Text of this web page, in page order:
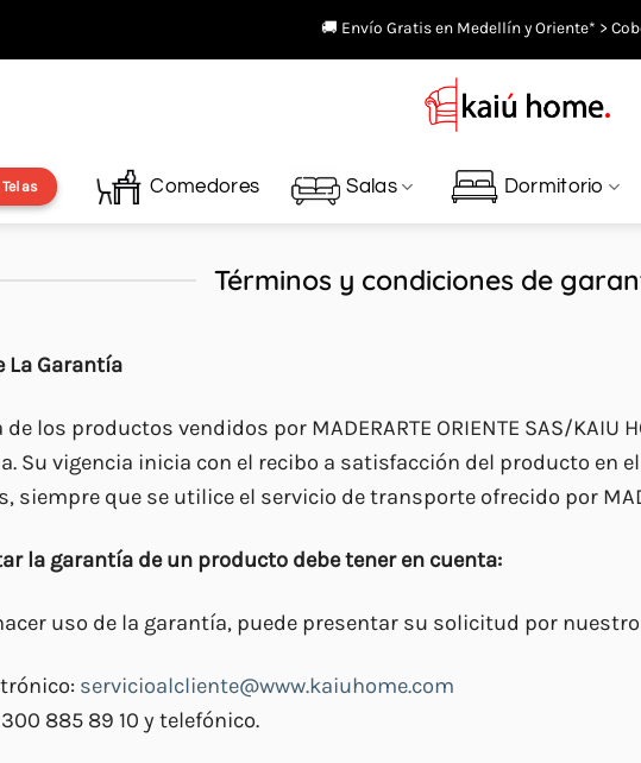
🚚 Envío Gratis en Medellín y Oriente* >
Comedores Salas Dormitorio
Términos y condiciones de
La Garantía
los productos vendidos por MADERARTE ORIENTE SAS/
Su vigencia inicia con el recibo a satisfacción del producto en
siempre que se utilice el servicio de transporte ofrecido por
la garantía de un producto debe tener en cuenta:
uso de la garantía, puede presentar su solicitud por
servicioalcliente@www.kaiuhome.com
885 89 10 y telefónico.